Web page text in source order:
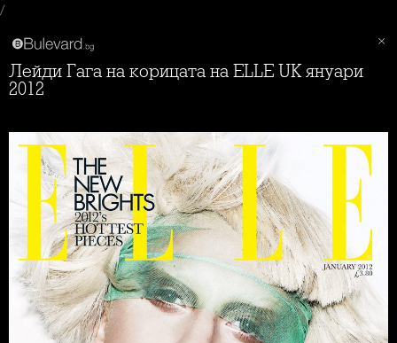
/
Лейди Гага на корицата на ELLE UK януари
2012